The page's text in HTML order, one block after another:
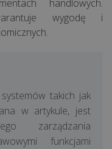
handlowych.
wygodę i
takich jak
w artykule, jest
zarządzania
funkcjami